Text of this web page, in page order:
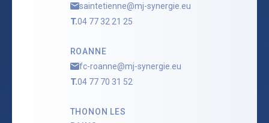
saintetienne@mj-synergie.eu
T.04 77 32 21 25
ROANNE
fc-roanne@mj-synergie.eu
T.04 77 70 31 52
THONON LES